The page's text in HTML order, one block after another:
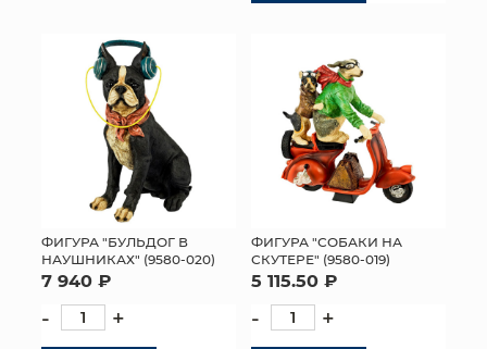
ФИГУРА "БУЛЬДОГ В
НАУШНИКАХ" (9580-020)
7 940 ₽
- +
ФИГУРА "СОБАКИ НА
СКУТЕРЕ" (9580-019)
5 115.50 ₽
- +